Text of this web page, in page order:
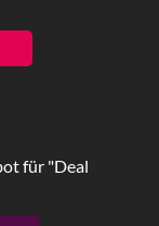
für "Deal